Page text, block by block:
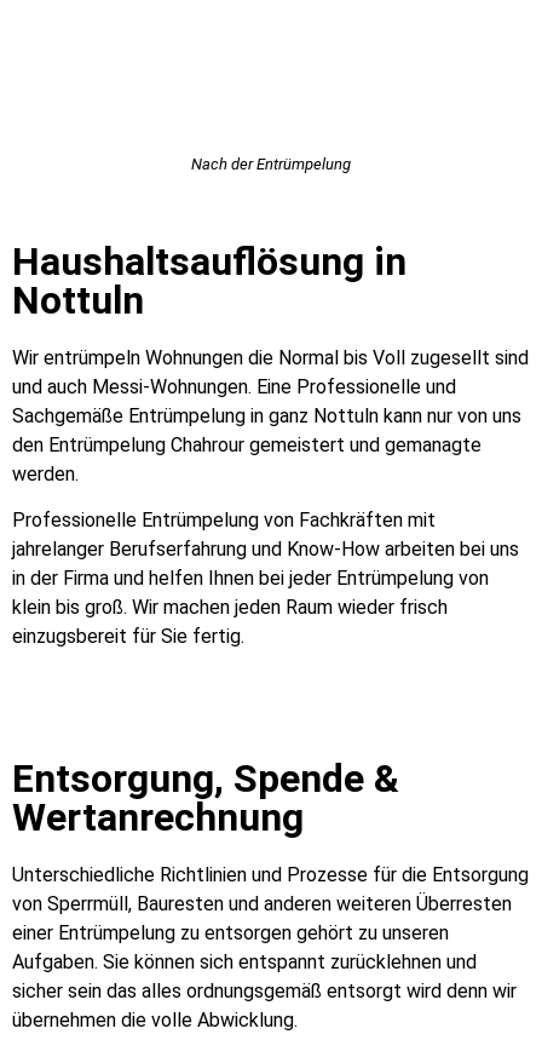
Nach der Entrümpelung
Haushaltsauflösung in
Nottuln
Wir entrümpeln Wohnungen die Normal bis Voll zugesellt sind
und auch Messi-Wohnungen. Eine Professionelle und
Sachgemäße Entrümpelung in ganz Nottuln kann nur von uns
den Entrümpelung Chahrour gemeistert und gemanagte
werden.
Professionelle Entrümpelung von Fachkräften mit
jahrelanger Berufserfahrung und Know-How arbeiten bei uns
in der Firma und helfen Ihnen bei jeder Entrümpelung von
klein bis groß. Wir machen jeden Raum wieder frisch
einzugsbereit für Sie fertig.
Entsorgung, Spende &
Wertanrechnung
Unterschiedliche Richtlinien und Prozesse für die Entsorgung
von Sperrmüll, Bauresten und anderen weiteren Überresten
einer Entrümpelung zu entsorgen gehört zu unseren
Aufgaben. Sie können sich entspannt zurücklehnen und
sicher sein das alles ordnungsgemäß entsorgt wird denn wir
übernehmen die volle Abwicklung.